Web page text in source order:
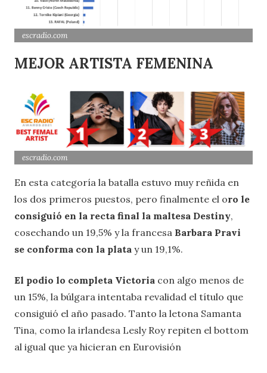
escradio.com
MEJOR ARTISTA FEMENINA
escradio.com
En esta categoría la batalla estuvo muy reñida en
los dos primeros puestos, pero finalmente el oro le
consiguió en la recta final la maltesa Destiny,
cosechando un 19,5% y la francesa Barbara Pravi
se conforma con la plata y un 19,1%.
El podio lo completa Victoria con algo menos de
un 15%, la búlgara intentaba revalidad el título que
consiguió el año pasado. Tanto la letona Samanta
Tina, como la irlandesa Lesly Roy repiten el bottom
al igual que ya hicieran en Eurovisión